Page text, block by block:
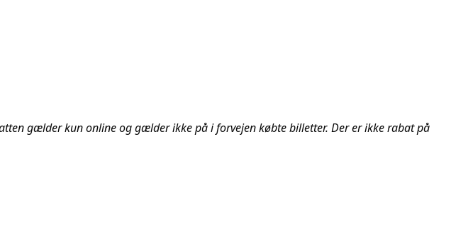
gælder kun online og gælder ikke på i forvejen købte billetter. Der er ikke rabat på